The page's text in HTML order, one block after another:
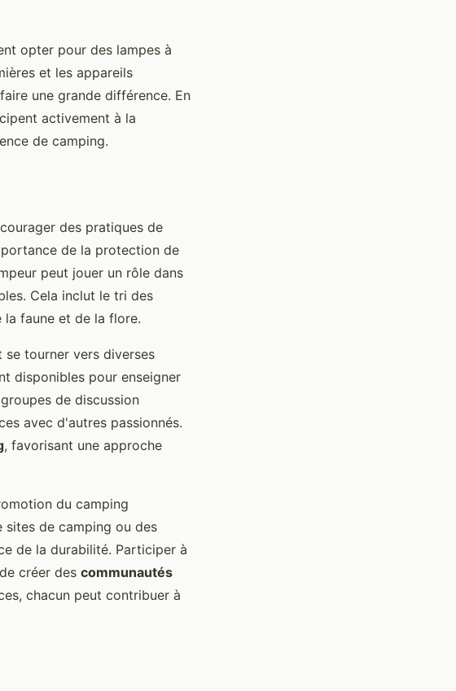
opter pour des lampes à
et les appareils
une grande différence. En
activement à la
de camping.
des pratiques de
de la protection de
peut jouer un rôle dans
Cela inclut le tri des
faune et de la flore.
se tourner vers diverses
disponibles pour enseigner
de discussion
avec d'autres passionnés.
, favorisant une approche
du camping
sites de camping ou des
de la durabilité. Participer à
créer des communautés
chacun peut contribuer à